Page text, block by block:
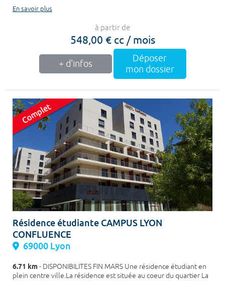
En savoir plus
à partir de
548,00 € cc / mois
+ d'infos
Déposer
mon dossier
Résidence étudiante CAMPUS LYON
CONFLUENCE
69000 Lyon
6.71 km- DISPONIBILITES FIN MARS Une résidence étudiant en
plein centre ville.La résidence est située au coeur du quartier La